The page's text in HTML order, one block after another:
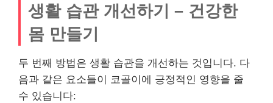
생활 습관 개선하기 – 건강한
몸 만들기
두 번째 방법은 생활 습관을 개선하는 것입니다. 다
음과 같은 요소들이 코골이에 긍정적인 영향을 줄
수 있습니다: